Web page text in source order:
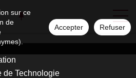
sur ce
de
Accepter Refuser
de Technologie